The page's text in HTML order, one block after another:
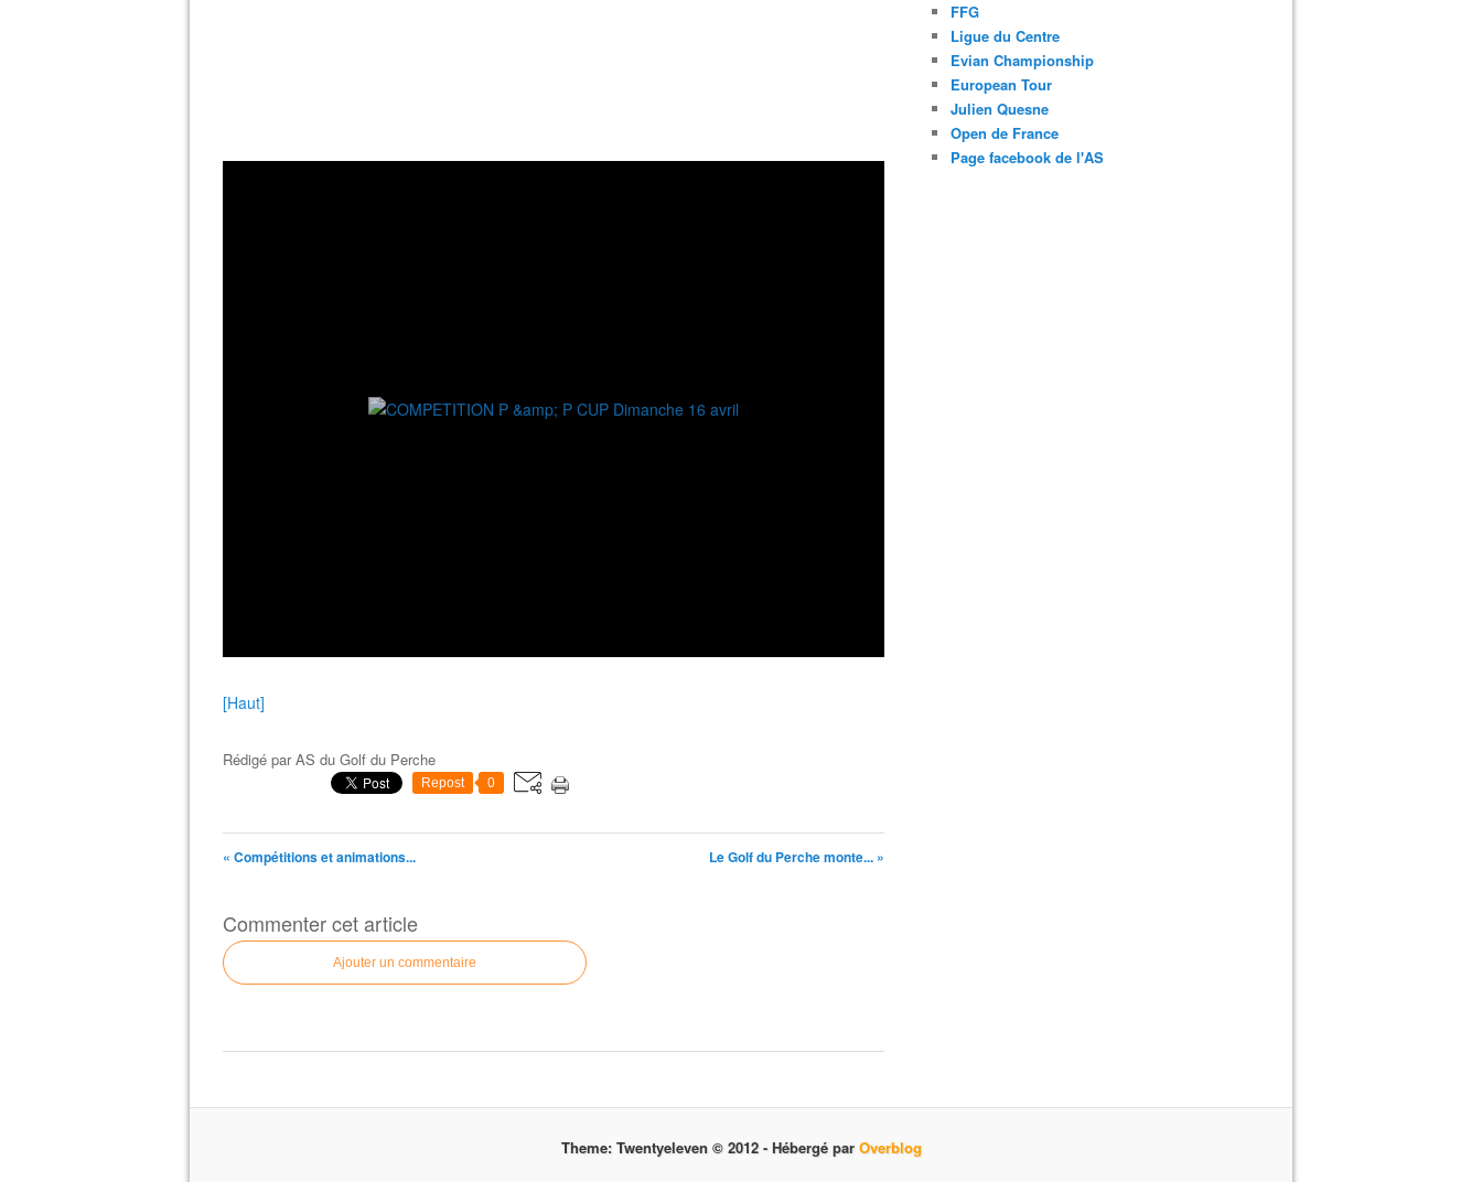
[Haut]
Rédigé parAS du Golf du Perche
Repost 0
« Compétitions et animations... Le Golf du Perche monte... »
Commenter cet article
Ajouter un commentaire
FFG
Ligue du Centre
Evian Championship
European Tour
Julien Quesne
Open de France
Page facebook de l'AS
Theme: Twentyeleven © 2012 - Hébergé par Overblog